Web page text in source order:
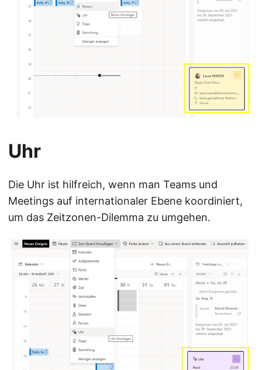
Uhr
Die Uhr ist hilfreich, wenn man Teams und
Meetings auf internationaler Ebene koordiniert,
um das Zeitzonen-Dilemma zu umgehen.